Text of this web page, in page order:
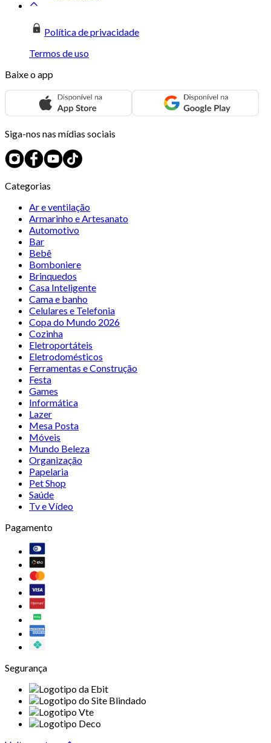
Política de privacidade
Termos de uso
Baixe o app
Siga-nos nas mídias sociais
Categorias
Ar e ventilação
Armarinho e Artesanato
Automotivo
Bar
Bebê
Bomboniere
Brinquedos
Casa Inteligente
Cama e banho
Celulares e Telefonia
Copa do Mundo 2026
Cozinha
Eletroportáteis
Eletrodomésticos
Ferramentas e Construção
Festa
Games
Informática
Lazer
Mesa Posta
Móveis
Mundo Beleza
Organização
Papelaria
Pet Shop
Saúde
Tv e Vídeo
Pagamento
Segurança